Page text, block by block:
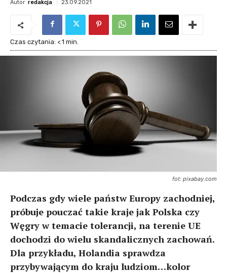
Autor redakcja 23.09.2021
Czas czytania: < 1 min.
fot: pixabay.com
Podczas gdy wiele państw Europy zachodniej,
próbuje pouczać takie kraje jak Polska czy
Węgry w temacie tolerancji, na terenie UE
dochodzi do wielu skandalicznych zachowań.
Dla przykładu, Holandia sprawdza
przybywającym do kraju ludziom…kolor